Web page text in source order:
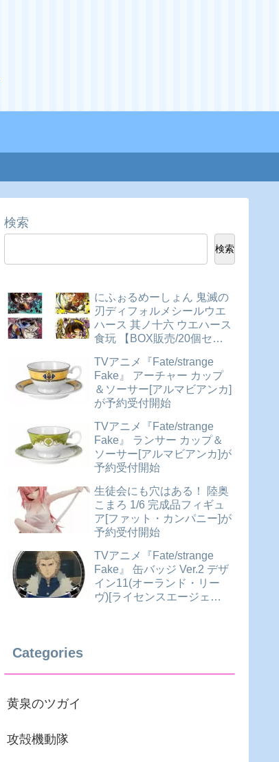
検索
検索
にふぉるめーしょん 鬼滅の
刃ディフォルメシールウエ
ハース 其ノ十六 ウエハース
食玩 【BOX販売/20個セッ
TVアニメ『Fate/strange
Fake』 アーチャー カップ
＆ソーサー[アルマビアンカ]
が予約受付開始
TVアニメ『Fate/strange
Fake』 ランサー カップ＆
ソーサー[アルマビアンカ]が
予約受付開始
生徒会にも穴はある！ 陸奥
こまろ 1/6 完成品フィギュ
ア[ファット・カンパニー]が
予約受付開始
TVアニメ『Fate/strange
Fake』 缶バッジ Ver.2 デザ
イン11(オーランド・リー
ヴ)[ライセンスエージェン
Categories
黄泉のツガイ
攻殻機動隊